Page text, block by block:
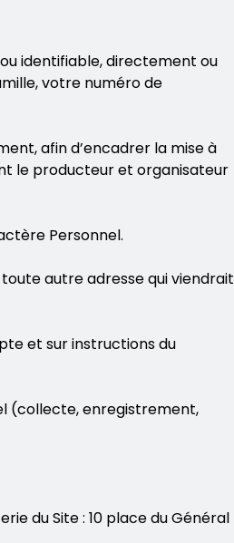
identifiable, directement ou
votre numéro de
afin d’encadrer la mise à
le producteur et organisateur
Personnel.
autre adresse qui viendrait
et sur instructions du
(collecte, enregistrement,
du Site : 10 place du Général